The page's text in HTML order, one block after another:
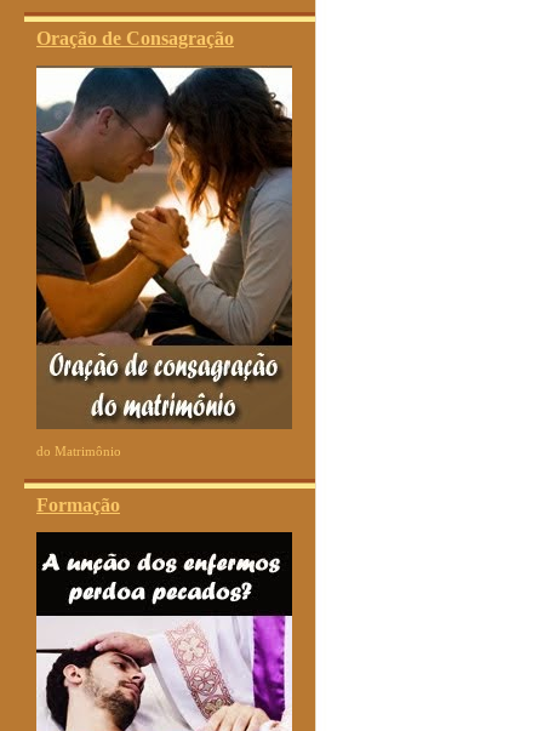
Oração de Consagração
do Matrimônio
Formação